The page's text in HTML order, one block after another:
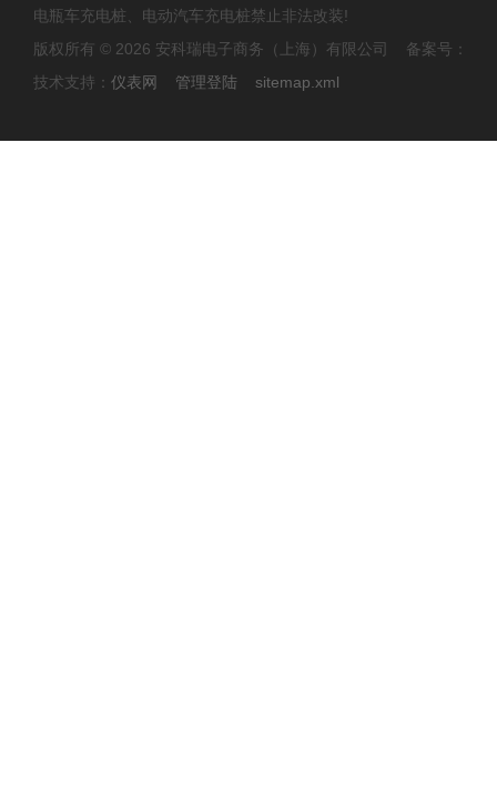
电瓶车充电桩、电动汽车充电桩禁止非法改装!
版权所有 © 2026 安科瑞电子商务（上海）有限公司 备案号：
技术支持： 仪表网 管理登陆 sitemap.xml